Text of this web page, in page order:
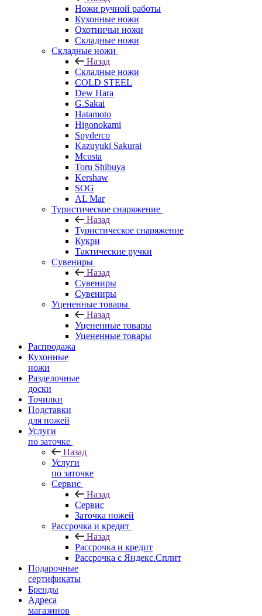
Ножи ручной работы
Кухонные ножи
Охотничьи ножи
Складные ножи
Складные ножи
Назад
Складные ножи
COLD STEEL
Dew Hara
G.Sakai
Hatamoto
Higonokami
Spyderco
Kazuyuki Sakurai
Mcusta
Toru Shibuya
Kershaw
SOG
AL Mar
Туристическое снаряжение
Назад
Туристическое снаряжение
Кукри
Тактические ручки
Сувениры
Назад
Сувениры
Сувениры
Уцененные товары
Назад
Уцененные товары
Уцененные товары
Распродажа
Кухонные
ножи
Разделочные
доски
Точилки
Подставки
для ножей
Услуги
по заточке
Назад
Услуги
по заточке
Сервис
Назад
Сервис
Заточка ножей
Рассрочка и кредит
Назад
Рассрочка и кредит
Рассрочка с Яндекс.Сплит
Подарочные
сертификаты
Бренды
Адреса
магазинов